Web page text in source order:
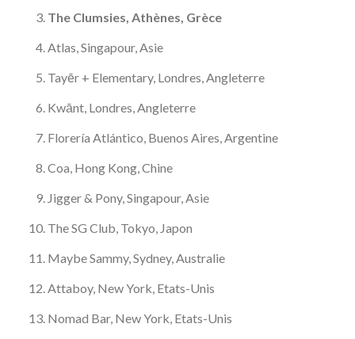
The Clumsies, Athènes, Grèce
Atlas, Singapour, Asie
Tayēr + Elementary, Londres, Angleterre
Kwānt, Londres, Angleterre
Florería Atlántico, Buenos Aires, Argentine
Coa, Hong Kong, Chine
Jigger & Pony, Singapour, Asie
The SG Club, Tokyo, Japon
Maybe Sammy, Sydney, Australie
Attaboy, New York, Etats-Unis
Nomad Bar, New York, Etats-Unis